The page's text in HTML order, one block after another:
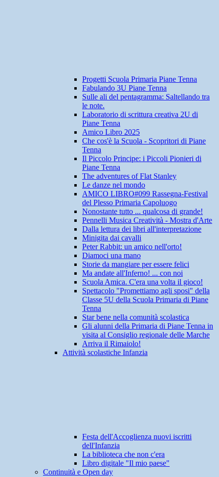
Progetti Scuola Primaria Piane Tenna
Fabulando 3U Piane Tenna
Sulle ali del pentagramma: Saltellando tra
le note.
Laboratorio di scrittura creativa 2U di
Piane Tenna
Amico Libro 2025
Che cos'è la Scuola - Scopritori di Piane
Tenna
Il Piccolo Principe: i Piccoli Pionieri di
Piane Tenna
The adventures of Flat Stanley
Le danze nel mondo
AMICO LIBRO#099 Rassegna-Festival
del Plesso Primaria Capoluogo
Nonostante tutto ... qualcosa di grande!
Pennelli Musica Creatività - Mostra d'Arte
Dalla lettura dei libri all'interpretazione
Minigita dai cavalli
Peter Rabbit: un amico nell'orto!
Diamoci una mano
Storie da mangiare per essere felici
Ma andate all'Inferno! ... con noi
Scuola Amica. C'era una volta il gioco!
Spettacolo "Promettiamo agli sposi" della
Classe 5U della Scuola Primaria di Piane
Tenna
Star bene nella comunità scolastica
Gli alunni della Primaria di Piane Tenna in
visita al Consiglio regionale delle Marche
Arriva il Rimaiolo!
Attività scolastiche Infanzia
Festa dell'Accoglienza nuovi iscritti
dell'Infanzia
La biblioteca che non c'era
Libro digitale "Il mio paese"
Continuità e Open day